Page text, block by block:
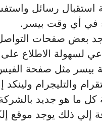
استقبال رسائل
في أي وقت بيسر.
بعض صفحات
لسهولة الاطلاع
بيسر مثل صفحة
والتليجرام ولينكد
كل ما هو جديد
إلي ذلك يوجد موقع